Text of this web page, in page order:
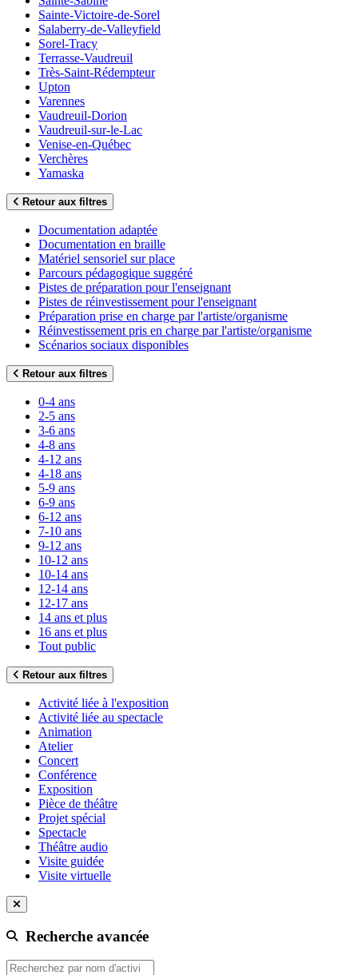
Sainte-Victoire-de-Sorel
Salaberry-de-Valleyfield
Sorel-Tracy
Terrasse-Vaudreuil
Très-Saint-Rédempteur
Upton
Varennes
Vaudreuil-Dorion
Vaudreuil-sur-le-Lac
Venise-en-Québec
Verchères
Yamaska
Retour aux filtres
Documentation adaptée
Documentation en braille
Matériel sensoriel sur place
Parcours pédagogique suggéré
Pistes de préparation pour l'enseignant
Pistes de réinvestissement pour l'enseignant
Préparation prise en charge par l'artiste/organisme
Réinvestissement pris en charge par l'artiste/organisme
Scénarios sociaux disponibles
Retour aux filtres
0-4 ans
2-5 ans
3-6 ans
4-8 ans
4-12 ans
4-18 ans
5-9 ans
6-9 ans
6-12 ans
7-10 ans
9-12 ans
10-12 ans
10-14 ans
12-14 ans
12-17 ans
14 ans et plus
16 ans et plus
Tout public
Retour aux filtres
Activité liée à l'exposition
Activité liée au spectacle
Animation
Atelier
Concert
Conférence
Exposition
Pièce de théâtre
Projet spécial
Spectacle
Théâtre audio
Visite guidée
Visite virtuelle
Recherche avancée